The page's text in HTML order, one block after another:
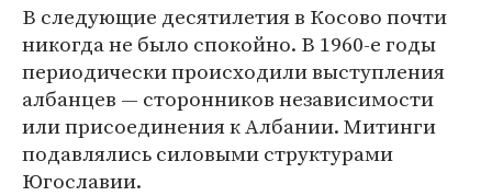
В следующие десятилетия в Косово почти
никогда не было спокойно. В 1960-е годы
периодически происходили выступления
албанцев — сторонников независимости
или присоединения к Албании. Митинги
подавлялись силовыми структурами
Югославии.